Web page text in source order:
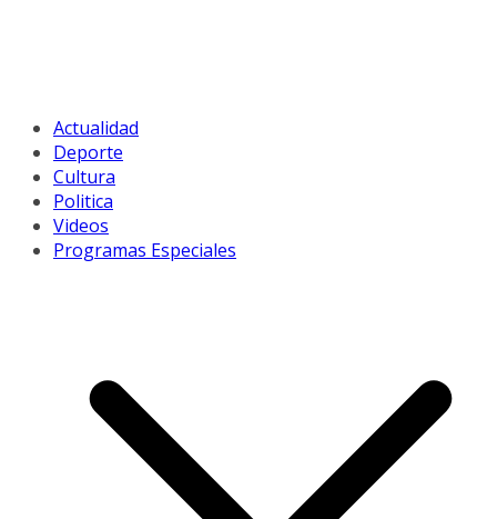
Actualidad
Deporte
Cultura
Politica
Videos
Programas Especiales